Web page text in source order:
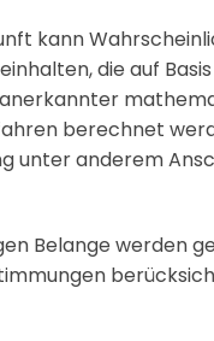
kann
die auf Basis
berechnet
unter anderem
Belange werden